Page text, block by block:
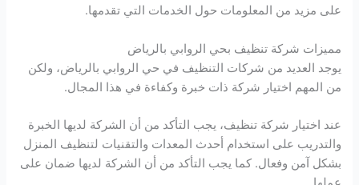
على مزيد من المعلومات حول الخدمات التي تقدمها.
مميزات شركة تنظيف بحي الروابي بالرياض
يوجد العديد من شركات التنظيف في حي الروابي بالرياض، ولكن
من المهم اختيار شركة ذات خبرة وكفاءة في هذا المجال.
عند اختيار شركة تنظيف، يجب التأكد من أن الشركة لديها الخبرة
والتدريب على استخدام أحدث المعدات والتقنيات لتنظيف المنزل
بشكل آمن وفعال. كما يجب التأكد من أن الشركة لديها ضمان على